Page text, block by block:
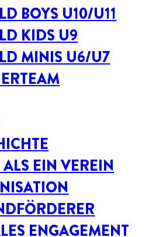
BOYS U10/U11
KIDS U9
MINIS U6/U7
EIN VEREIN
ENGAGEMENT